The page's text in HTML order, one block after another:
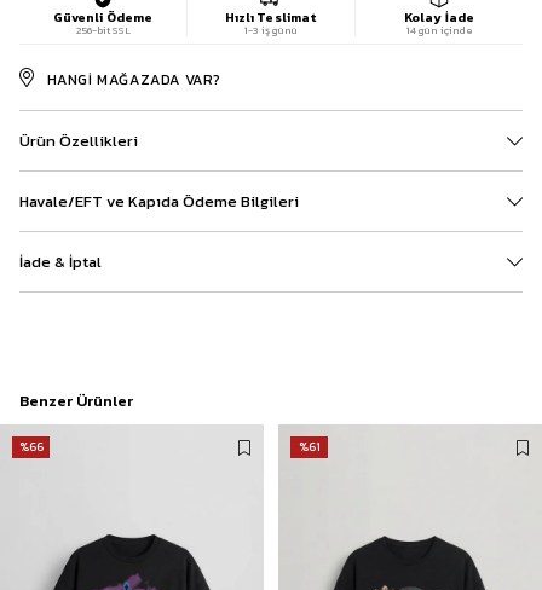
Güvenli Ödeme
256-bit SSL
Hızlı Teslimat
1-3 iş günü
Kolay İade
14 gün içinde
HANGI MAĞAZADA VAR?
Ürün Özellikleri
Havale/EFT ve Kapıda Ödeme Bilgileri
İade & İptal
Benzer Ürünler
%66 %61